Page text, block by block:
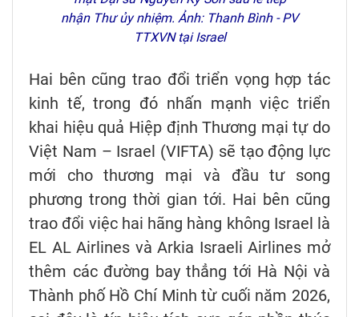
nhận Thư ủy nhiệm. Ảnh: Thanh Bình - PV
TTXVN tại Israel
Hai bên cũng trao đổi triển vọng hợp tác
kinh tế, trong đó nhấn mạnh việc triển
khai hiệu quả Hiệp định Thương mại tự do
Việt Nam – Israel (VIFTA) sẽ tạo động lực
mới cho thương mại và đầu tư song
phương trong thời gian tới. Hai bên cũng
trao đổi việc hai hãng hàng không Israel là
EL AL Airlines và Arkia Israeli Airlines mở
thêm các đường bay thẳng tới Hà Nội và
Thành phố Hồ Chí Minh từ cuối năm 2026,